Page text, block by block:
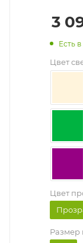
3
Есть
Цвет
Цвет
Размер